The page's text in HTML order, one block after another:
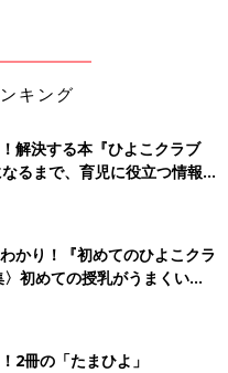
キング
解決する本『ひよこクラブ
るまで、育児に役立つ情報が
かり！『初めてのひよこクラ
初めての授乳がうまくい
基本と夏のトラブル 解決テ
2冊の「たまひよ」